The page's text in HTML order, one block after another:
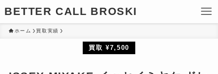
BETTER CALL BROSKI
ホーム 買取実績
買取 ¥7,500